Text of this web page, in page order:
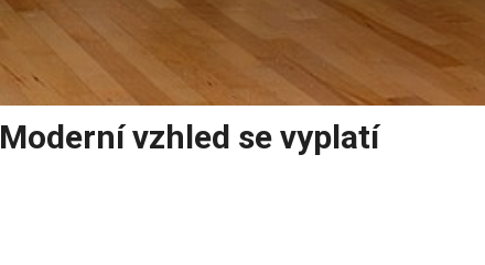
Moderní vzhled se vyplatí